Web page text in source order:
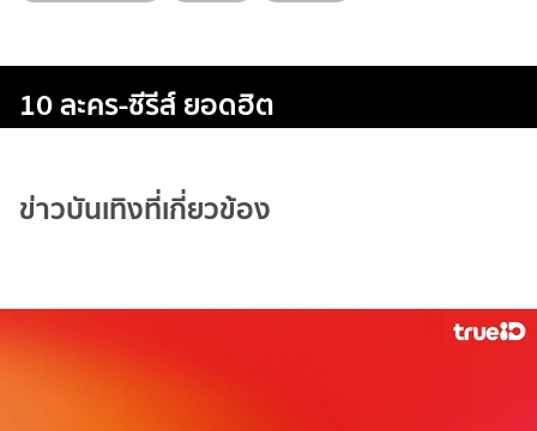
10 ละคร-ซีรีส์ ยอดฮิต
ข่าวบันเทิงที่เกี่ยวข้อง